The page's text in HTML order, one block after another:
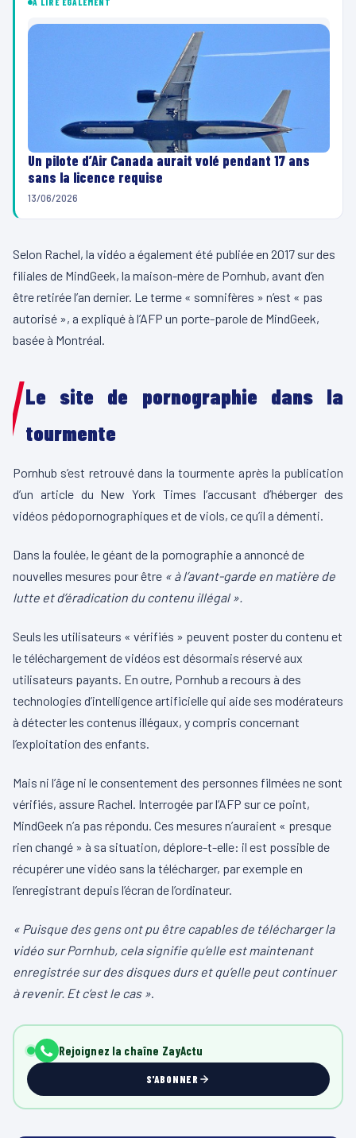
À LIRE ÉGALEMENT
Un pilote d’Air Canada aurait volé pendant 17 ans
sans la licence requise
13/06/2026
Selon Rachel, la vidéo a également été publiée en 2017 sur des
filiales de MindGeek, la maison-mère de Pornhub, avant d’en
être retirée l’an dernier. Le terme « somnifères » n’est « pas
autorisé », a expliqué à l’AFP un porte-parole de MindGeek,
basée à Montréal.
Le site de pornographie dans la
tourmente
Pornhub s’est retrouvé dans la tourmente après la publication
d’un article du New York Times l’accusant d’héberger des
vidéos pédopornographiques et de viols, ce qu’il a démenti.
Dans la foulée, le géant de la pornographie a annoncé de
nouvelles mesures pour être « à l’avant-garde en matière de
lutte et d’éradication du contenu illégal ».
Seuls les utilisateurs « vérifiés » peuvent poster du contenu et
le téléchargement de vidéos est désormais réservé aux
utilisateurs payants. En outre, Pornhub a recours à des
technologies d’intelligence artificielle qui aide ses modérateurs
à détecter les contenus illégaux, y compris concernant
l’exploitation des enfants.
Mais ni l’âge ni le consentement des personnes filmées ne sont
vérifiés, assure Rachel. Interrogée par l’AFP sur ce point,
MindGeek n’a pas répondu. Ces mesures n’auraient « presque
rien changé » à sa situation, déplore-t-elle: il est possible de
récupérer une vidéo sans la télécharger, par exemple en
l’enregistrant depuis l’écran de l’ordinateur.
« Puisque des gens ont pu être capables de télécharger la
vidéo sur Pornhub, cela signifie qu’elle est maintenant
enregistrée sur des disques durs et qu’elle peut continuer
à revenir. Et c’est le cas ».
Rejoignez la chaîne ZayActu
S'ABONNER